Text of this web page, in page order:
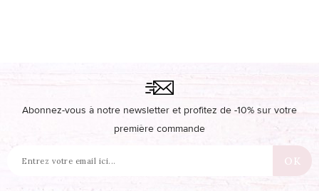
Abonnez-vous à notre newsletter et profitez de -10% sur votre
première commande